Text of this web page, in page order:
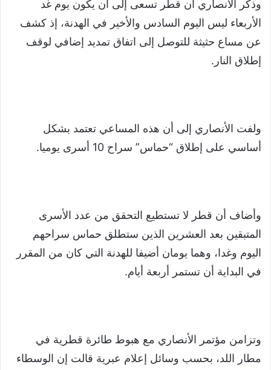
وذكر الأنصاري أن قطر تسعى إلى أن يكون يوم غد
الأربعاء ليس اليوم السادس والأخير في الهدنة، إذ كشف
عن مساع حثيثة للتوصل إلى اتفاق تمديد إضافي لوقف
إطلاق النار.
ولفت الأنصاري إلى أن هذه المساعي تعتمد بشكل
أساسي على إطلاق “حماس” سراح 10 أسرى يوميا.
وأضاف أن قطر لا تستطيع التحقق من عدد الأسرى
المتبقين بعد العشرين الذين ستطلق حماس سراحهم
اليوم وغدا، وهما يومان أضيفا للهدنة التي كان من المقرر
في البداية أن تستمر أربعة أيام.
وتزامن مؤتمر الأنصاري مع هبوط طائرة قطرية في
مطار اللد، بحسب وسائل إعلام عبرية قالت إن الوسطاء